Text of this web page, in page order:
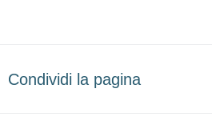
Condividi la pagina